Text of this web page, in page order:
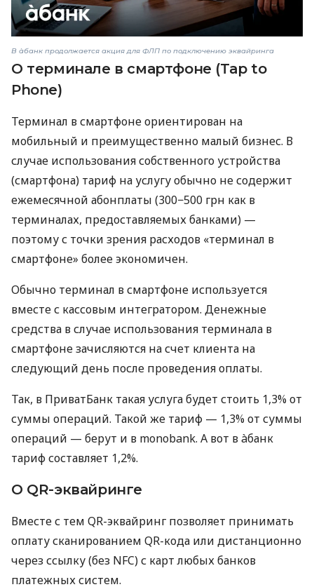
В àбанк продолжается акция для ФЛП по подключению эквайринга
О терминале в смартфоне (Tap to
Phone)
Терминал в смартфоне ориентирован на
мобильный и преимущественно малый бизнес. В
случае использования собственного устройства
(смартфона) тариф на услугу обычно не содержит
ежемесячной абонплаты (300−500 грн как в
терминалах, предоставляемых банками) —
поэтому с точки зрения расходов «терминал в
смартфоне» более экономичен.
Обычно терминал в смартфоне используется
вместе с кассовым интегратором. Денежные
средства в случае использования терминала в
смартфоне зачисляются на счет клиента на
следующий день после проведения оплаты.
Так, в ПриватБанк такая услуга будет стоить 1,3% от
суммы операций. Такой же тариф — 1,3% от суммы
операций — берут и в monobank. А вот в àбанк
тариф составляет 1,2%.
О QR-эквайринге
Вместе с тем QR-эквайринг позволяет принимать
оплату сканированием QR-кода или дистанционно
через ссылку (без NFC) с карт любых банков
платежных систем.